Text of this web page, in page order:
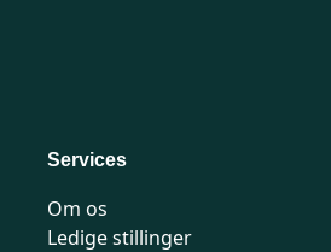
Services
Om os
Ledige stillinger